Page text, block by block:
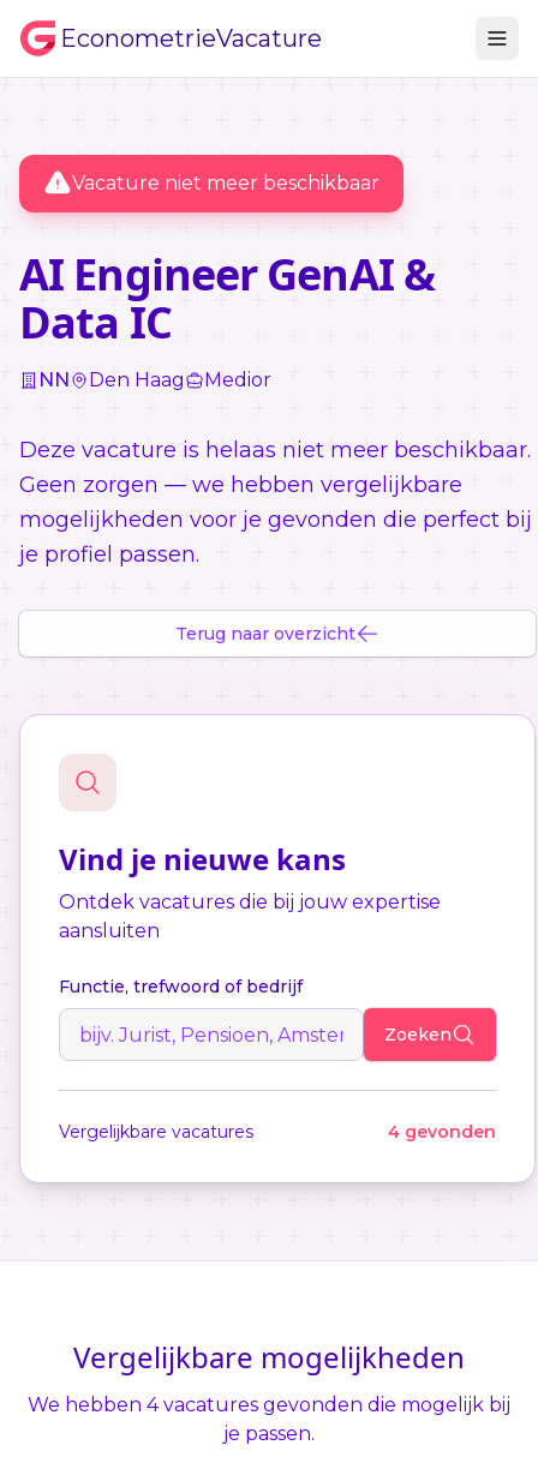
EconometrieVacature
Vacature niet meer beschikbaar
AI Engineer GenAI &
Data IC
NN Den Haag Medior
Deze vacature is helaas niet meer beschikbaar.
Geen zorgen — we hebben vergelijkbare
mogelijkheden voor je gevonden die perfect bij
je profiel passen.
Terug naar overzicht
Vind je nieuwe kans
Ontdek vacatures die bij jouw expertise
aansluiten
Functie, trefwoord of bedrijf
Zoeken
Vergelijkbare vacatures 4 gevonden
Vergelijkbare mogelijkheden
We hebben 4 vacatures gevonden die mogelijk bij
je passen.